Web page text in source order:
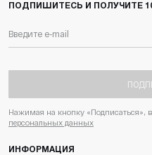
ПОДПИШИТЕСЬ И ПОЛУЧИТЕ
Нажимая на кнопку «Подписаться»,
персональных данных
ИНФОРМАЦИЯ